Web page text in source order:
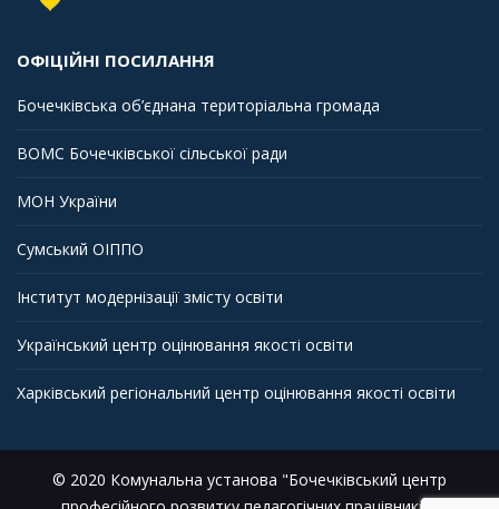
ОФІЦІЙНІ ПОСИЛАННЯ
Бочечківська об’єднана територіальна громада
ВОМС Бочечківської сільської ради
МОН України
Сумський ОІППО
Інститут модернізації змісту освіти
Український центр оцінювання якості освіти
Харківський регіональний центр оцінювання якості освіти
© 2020 Комунальна установа "Бочечківський центр